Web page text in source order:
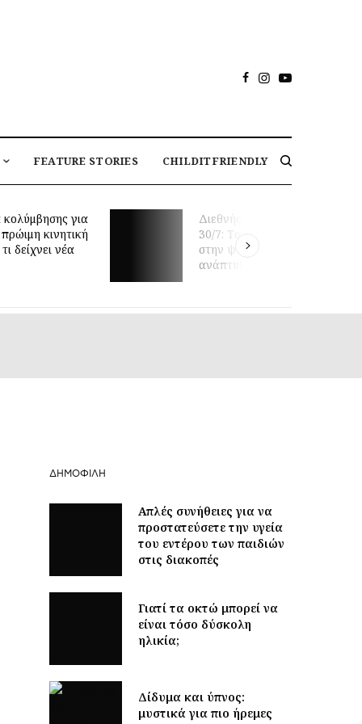
FEATURE STORIES CHILDITFRIENDLY
για
κινητική
δείχνει νέα
Διεθνής Ημέρα Φιλίας
30/7: Tα οφέλη της φιλίας
στην ψυχική υγεία και
ανάπτυξη των παιδιών
ΔΗΜΟΦΙΛΉ
Απλές συνήθειες για να
προστατεύσετε την υγεία
του εντέρου των παιδιών
στις διακοπές
Γιατί τα οκτώ μπορεί να
είναι τόσο δύσκολη
ηλικία;
Δίδυμα και ύπνος:
μυστικά για πιο ήρεμες